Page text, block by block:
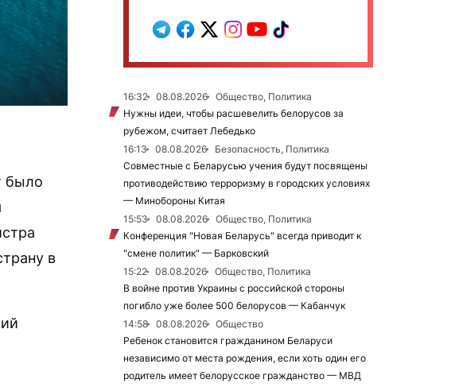
было
в
16:32 08.08.2026
Общество, Политика
Нужны идеи, чтобы расшевелить белорусов за
рубежом, считает Лебедько
16:13
08.08.2026
Безопасность, Политика
Совместные с Беларусью учения будут посвящены
противодействию терроризму в городских условиях
— Минобороны Китая
15:53
08.08.2026
Общество, Политика
Конференция "Новая Беларусь" всегда приводит к
"смене политик" — Барковский
15:22
08.08.2026
Общество, Политика
В войне против Украины с российской стороны
погибло уже более 500 белорусов — Кабанчук
14:58
08.08.2026
Общество
Ребенок становится гражданином Беларуси
независимо от места рождения, если хоть один его
родитель имеет белорусское гражданство — МВД